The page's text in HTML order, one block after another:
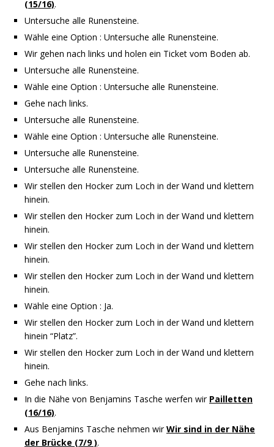
(15/16).
Untersuche alle Runensteine.
Wähle eine Option : Untersuche alle Runensteine.
Wir gehen nach links und holen ein Ticket vom Boden ab.
Untersuche alle Runensteine.
Wähle eine Option : Untersuche alle Runensteine.
Gehe nach links.
Untersuche alle Runensteine.
Wähle eine Option : Untersuche alle Runensteine.
Untersuche alle Runensteine.
Untersuche alle Runensteine.
Wir stellen den Hocker zum Loch in der Wand und klettern
hinein.
Wir stellen den Hocker zum Loch in der Wand und klettern
hinein.
Wir stellen den Hocker zum Loch in der Wand und klettern
hinein.
Wir stellen den Hocker zum Loch in der Wand und klettern
hinein.
Wähle eine Option : Ja.
Wir stellen den Hocker zum Loch in der Wand und klettern
hinein “Platz”.
Wir stellen den Hocker zum Loch in der Wand und klettern
hinein.
Gehe nach links.
In die Nähe von Benjamins Tasche werfen wir Pailletten
(16/16).
Aus Benjamins Tasche nehmen wirWir sind in der Nähe
der Brücke (7/9 ).